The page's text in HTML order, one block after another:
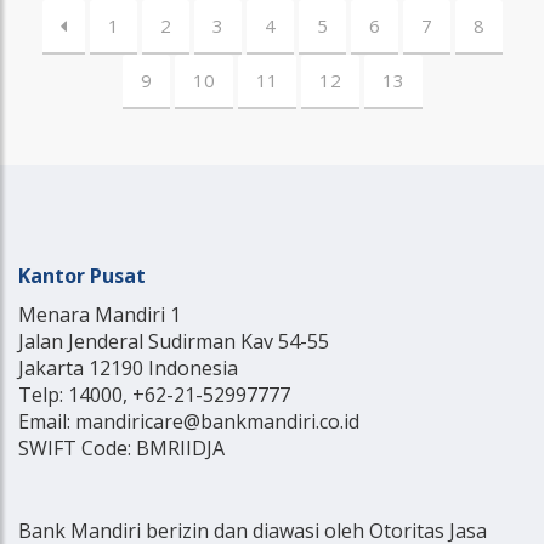
1 2 3 4 5 6 7 8
9 10 11 12 13
Kantor Pusat
Menara Mandiri 1
Jalan Jenderal Sudirman Kav 54-55
Jakarta 12190 Indonesia
Telp: 14000, +62-21-52997777
Email: mandiricare@bankmandiri.co.id
SWIFT Code: BMRIIDJA
Bank Mandiri berizin dan diawasi oleh Otoritas Jasa